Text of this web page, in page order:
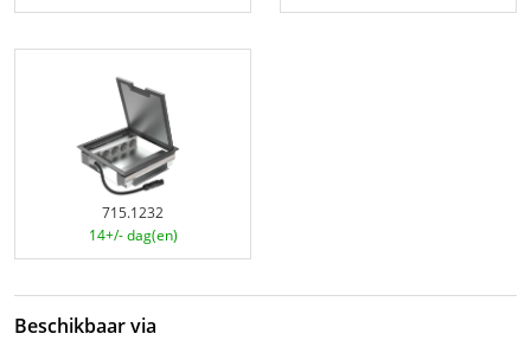
715.1232
14+/- dag(en)
Beschikbaar via